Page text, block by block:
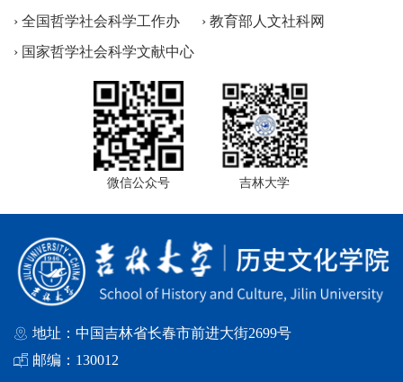
› 全国哲学社会科学工作办
› 教育部人文社科网
› 国家哲学社会科学文献中心
微信公众号 吉林大学
地址：中国吉林省长春市前进大街2699号
邮编：130012